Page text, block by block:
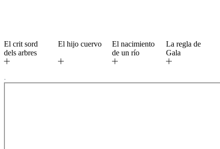
El crit sord
dels arbres
El hijo cuervo
El nacimiento
de un río
La regla de
Gala